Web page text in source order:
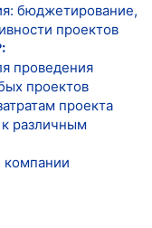
бюджетирование,
проектов
проведения
проектов
проекта
различным
компании